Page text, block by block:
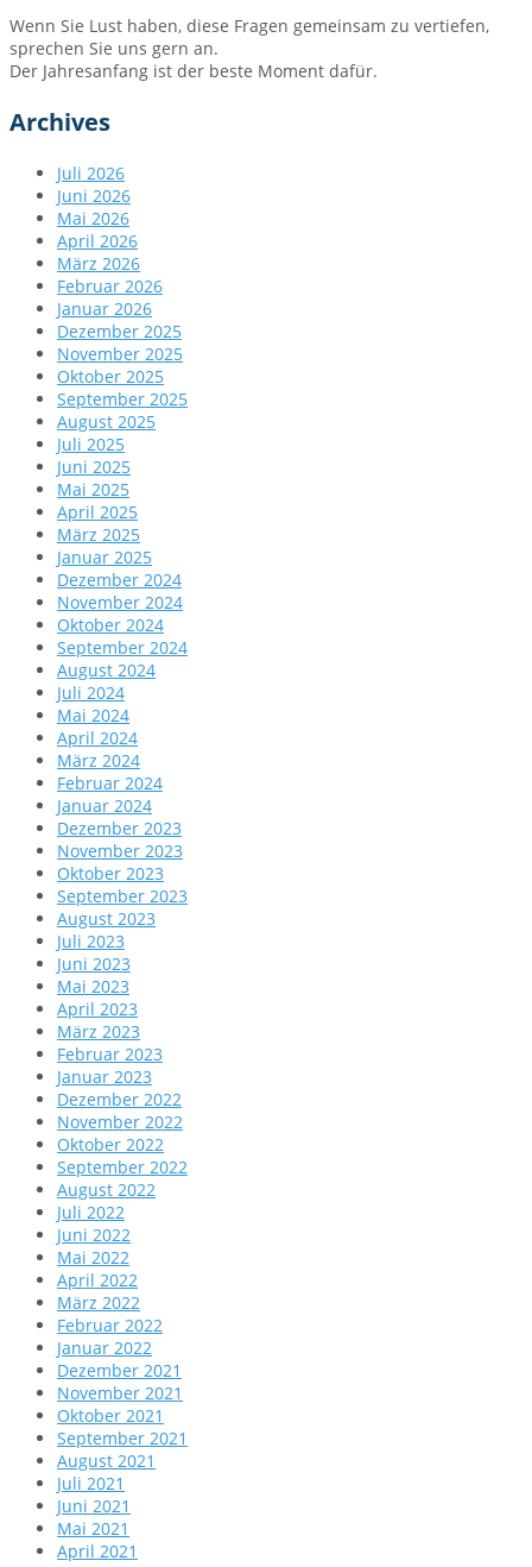
Wenn Sie Lust haben, diese Fragen gemeinsam zu vertiefen,
sprechen Sie uns gern an.
Der Jahresanfang ist der beste Moment dafür.
Archives
Juli 2026
Juni 2026
Mai 2026
April 2026
März 2026
Februar 2026
Januar 2026
Dezember 2025
November 2025
Oktober 2025
September 2025
August 2025
Juli 2025
Juni 2025
Mai 2025
April 2025
März 2025
Januar 2025
Dezember 2024
November 2024
Oktober 2024
September 2024
August 2024
Juli 2024
Mai 2024
April 2024
März 2024
Februar 2024
Januar 2024
Dezember 2023
November 2023
Oktober 2023
September 2023
August 2023
Juli 2023
Juni 2023
Mai 2023
April 2023
März 2023
Februar 2023
Januar 2023
Dezember 2022
November 2022
Oktober 2022
September 2022
August 2022
Juli 2022
Juni 2022
Mai 2022
April 2022
März 2022
Februar 2022
Januar 2022
Dezember 2021
November 2021
Oktober 2021
September 2021
August 2021
Juli 2021
Juni 2021
Mai 2021
April 2021